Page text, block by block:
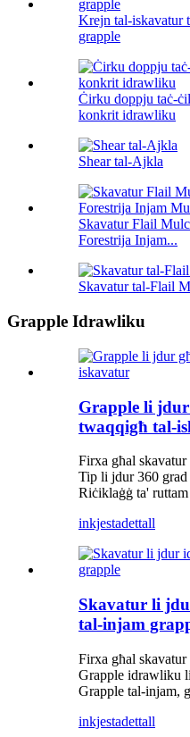
Krejn tal-iskavatur
grapple
Ċirku doppju taċ-
konkrit idrawliku
Shear tal-Ajkla
Skavatur Flail
Forestrija Injam...
Skavatur tal-Flail
Grapple Idrawliku
Grapple li
twaqqigħ tal-
Firxa għal skavatur
Tip li jdur 360 grad
Riċiklaġġ ta'
inkjestadettall
Skavatur li
tal-injam
Firxa għal skavatur
Grapple idrawliku
Grapple tal-injam,
inkjestadettall